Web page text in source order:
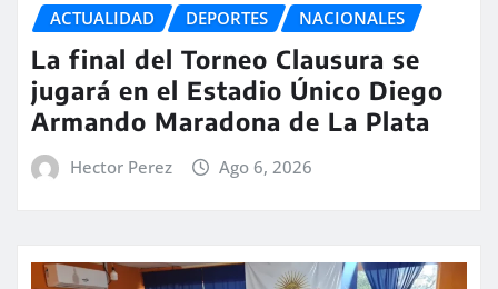
ACTUALIDAD DEPORTES NACIONALES
La final del Torneo Clausura se
jugará en el Estadio Único Diego
Armando Maradona de La Plata
Hector Perez Ago 6, 2026